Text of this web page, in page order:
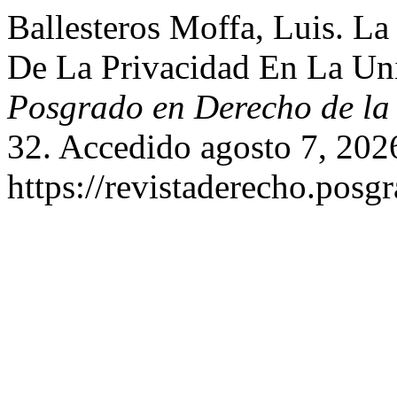
Ballesteros Moffa, Luis.
De La Privacidad En La
Posgrado en Derecho de
32. Accedido agosto 7,
https://